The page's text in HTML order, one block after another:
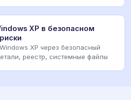
XP в безопасном
XP через безопасный
реестр, системные файлы